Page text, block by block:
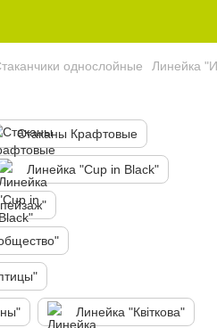
однослойные Линейка
Стаканы Крафтовые
Линейка "Cup in Black"
Линейка "Квіткова"